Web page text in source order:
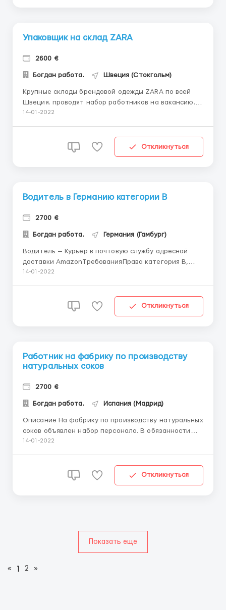
Упаковщик на склад ZARA
2600 €
Богдан работа. Швеция (Стокгольм)
Крупные склады брендовой одежды ZARA по всей
Швеция. проводят набор работников на вакансию.
Требования: женщины, мужчины, сем. пары до 55 лет
складирование коробок, сортировка, снятие
магнитных клипс, сортировк...
14-01-2022
Откликнуться
Водитель в Германию категории В
2700 €
Богдан работа. Германия (Гамбург)
Водитель — Курьер в почтовую службу адресной
доставки AmazonТребованияПрава категория В,
опыт управления БУСом., ответственность,
курьера. Без вредных привычек. Желание
работать.Функции: Адресная доставкаОтбор пос...
14-01-2022
Откликнуться
Работник на фабрику по производству
натуральных соков
2700 €
Богдан работа. Испания (Мадрид)
Описание На фабрику по производству натуральных
соков объявлен набор персонала. В обязанности
входит упаковка готовой продукции в картонные
коробки не нужно! График работы 12 часов в день 5
14-01-2022
Откликнуться
Показать еще
« 2 »